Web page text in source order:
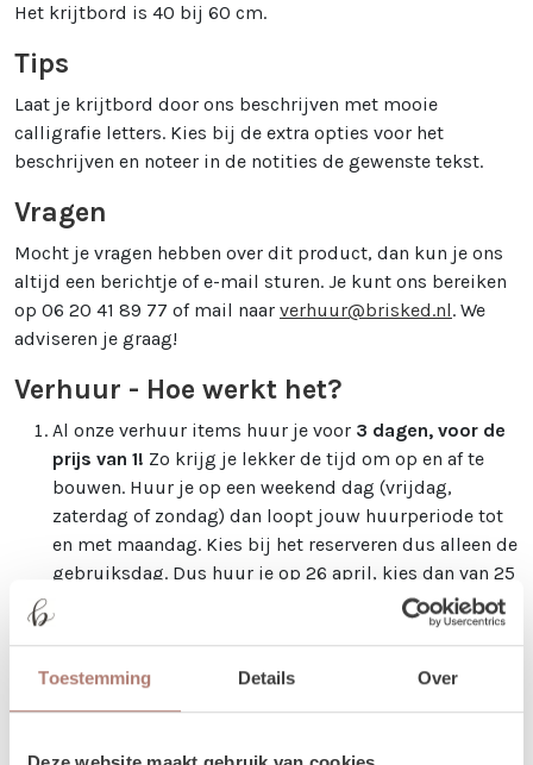
Toestemming Details Over
Het krijtbord is 40 bij 60 cm.
Tips
Laat je krijtbord door ons beschrijven met mooie
calligrafie letters. Kies bij de extra opties voor het
beschrijven en noteer in de notities de gewenste tekst.
Vragen
Mocht je vragen hebben over dit product, dan kun je ons
altijd een berichtje of e-mail sturen. Je kunt ons bereiken
op 06 20 41 89 77 of mail naar verhuur@brisked.nl. We
adviseren je graag!
Verhuur - Hoe werkt het?
Al onze verhuur items huur je voor 3 dagen, voor de
prijs van 1! Zo krijg je lekker de tijd om op en af te
bouwen. Huur je op een weekend dag (vrijdag,
zaterdag of zondag) dan loopt jouw huurperiode tot
en met maandag. Kies bij het reserveren dus alleen de
gebruiksdag. Dus huur je op 26 april, kies dan van 25
april t/m 25 april. De andere dagen krijg je van ons
Betalen kan via iDeal of op factuur. Je boeking is
echter pas definitief na betaling.
Je kunt de items laten bezorgen of zelf in Utrecht